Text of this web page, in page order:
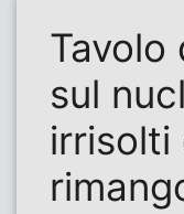
Tavolo
sul
irrisolti